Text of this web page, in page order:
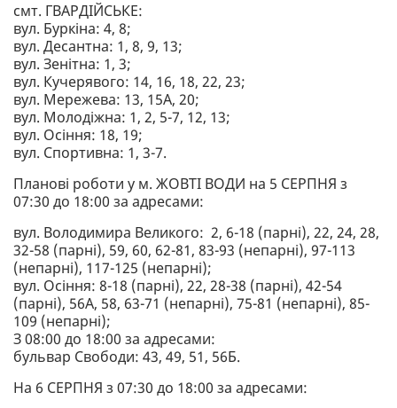
смт. ГВАРДІЙСЬКЕ:
вул. Буркіна: 4, 8;
вул. Десантна: 1, 8, 9, 13;
вул. Зенітна: 1, 3;
вул. Кучерявого: 14, 16, 18, 22, 23;
вул. Мережева: 13, 15А, 20;
вул. Молодіжна: 1, 2, 5-7, 12, 13;
вул. Осіння: 18, 19;
вул. Спортивна: 1, 3-7.
Планові роботи у м. ЖОВТІ ВОДИ на 5 СЕРПНЯ з
07:30 до 18:00 за адресами:
вул. Володимира Великого: 2, 6-18 (парні), 22, 24, 28,
32-58 (парні), 59, 60, 62-81, 83-93 (непарні), 97-113
(непарні), 117-125 (непарні);
вул. Осіння: 8-18 (парні), 22, 28-38 (парні), 42-54
(парні), 56А, 58, 63-71 (непарні), 75-81 (непарні), 85-
109 (непарні);
З 08:00 до 18:00 за адресами:
бульвар Свободи: 43, 49, 51, 56Б.
На 6 СЕРПНЯ з 07:30 до 18:00 за адресами: